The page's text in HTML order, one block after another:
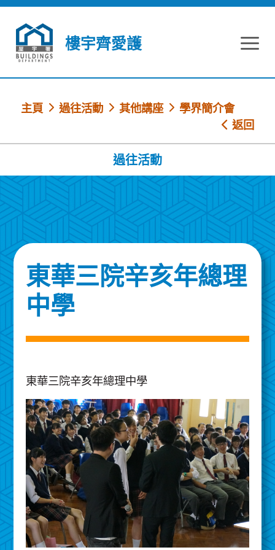
跳到內容
樓宇齊愛護
主頁 過往活動 其他講座
學界簡介會
返回
過往活動
東華三院辛亥年總理
中學
東華三院辛亥年總理中學